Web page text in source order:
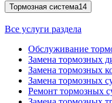
Тормозная система14
Все услуги раздела
Обслуживание
Замена тормозных
Замена тормозных
Замена тормозных
Ремонт тормозных